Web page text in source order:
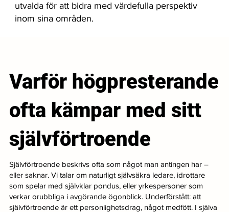
utvalda för att bidra med värdefulla perspektiv
inom sina områden.
Varför högpresterande
ofta kämpar med sitt
självförtroende
Självförtroende beskrivs ofta som något man antingen har –
eller saknar. Vi talar om naturligt självsäkra ledare, idrottare
som spelar med självklar pondus, eller yrkespersoner som
verkar orubbliga i avgörande ögonblick. Underförstått: att
självförtroende är ett personlighetsdrag, något medfött. I själva